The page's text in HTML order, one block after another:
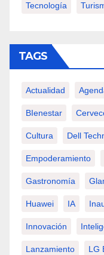
Tecnología
TAGS
Actualidad
BIenestar
Cultura Dell
Empoderamiento
Gastronomía
Huawei IA
Innovación
Lanzamiento LG